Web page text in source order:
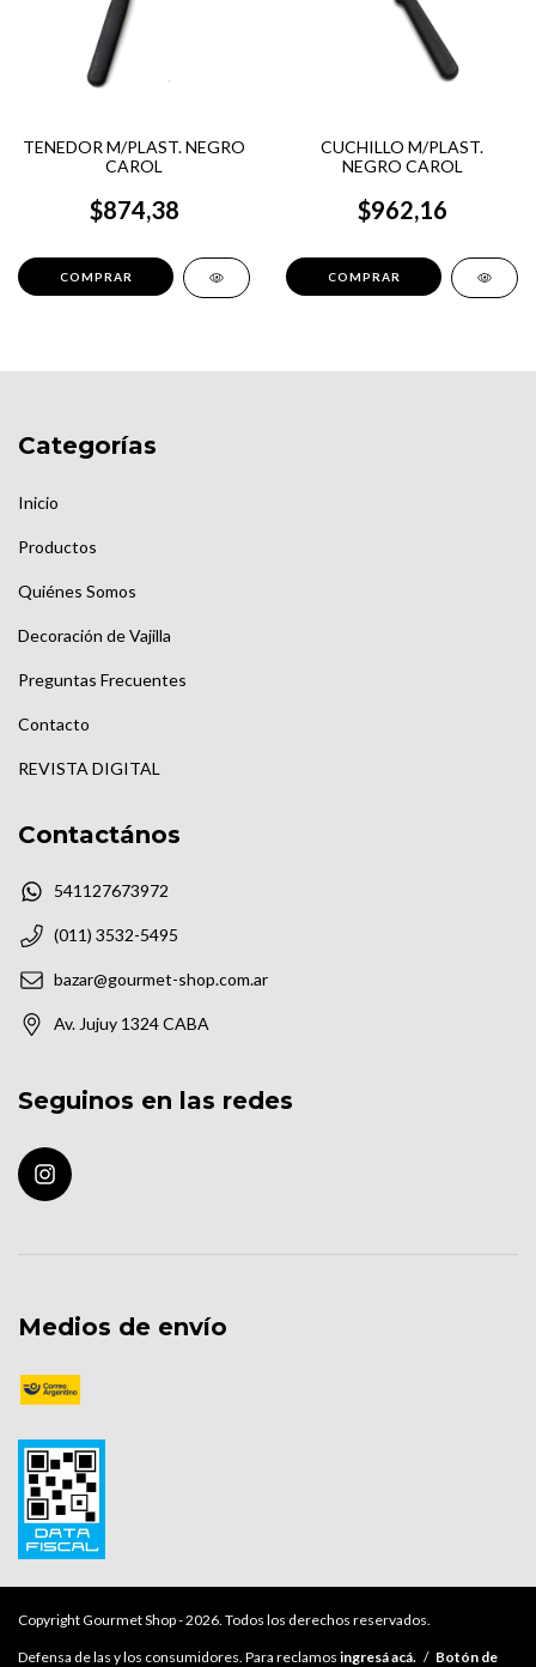
TENEDOR M/PLAST. NEGRO
CAROL
$874,38
CUCHILLO M/PLAST.
NEGRO CAROL
$962,16
Categorías
Inicio
Productos
Quiénes Somos
Decoración de Vajilla
Preguntas Frecuentes
Contacto
REVISTA DIGITAL
Contactános
541127673972
(011) 3532-5495
bazar@gourmet-shop.com.ar
Av. Jujuy 1324 CABA
Seguinos en las redes
Medios de envío
Copyright Gourmet Shop - 2026. Todos los derechos reservados.
Defensa de las y los consumidores. Para reclamos ingresá acá. / Botón de